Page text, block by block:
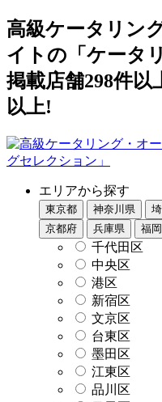
高級ケータリン
イトの「ケータ
掲載店舗298件以
以上!
エリアから探す
東京都 神奈川県
京都府
兵庫県 福
千代田区
中央区
港区
新宿区
文京区
台東区
墨田区
江東区
品川区